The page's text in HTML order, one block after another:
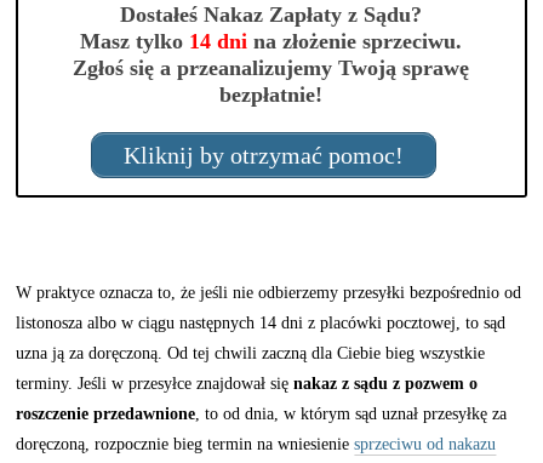
Dostałeś Nakaz Zapłaty z Sądu?
Masz tylko 14 dni na złożenie sprzeciwu.
Zgłoś się a przeanalizujemy Twoją sprawę
bezpłatnie!
Kliknij by otrzymać pomoc!
W praktyce oznacza to, że jeśli nie odbierzemy przesyłki bezpośrednio od
listonosza albo w ciągu następnych 14 dni z placówki pocztowej, to sąd
uzna ją za doręczoną. Od tej chwili zaczną dla Ciebie bieg wszystkie
terminy. Jeśli w przesyłce znajdował się nakaz z sądu z pozwem o
roszczenie przedawnione , to od dnia, w którym sąd uznał przesyłkę za
doręczoną, rozpocznie bieg termin na wniesieniesprzeciwu od nakazu